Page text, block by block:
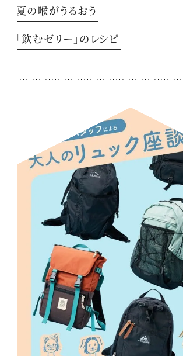
夏の喉がうるおう
「飲むゼリー」のレシピ